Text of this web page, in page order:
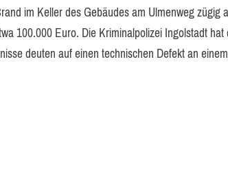
im Keller des Gebäudes am Ulmenweg zügig
100.000 Euro. Die Kriminalpolizei Ingolstadt
deuten auf einen technischen Defekt an